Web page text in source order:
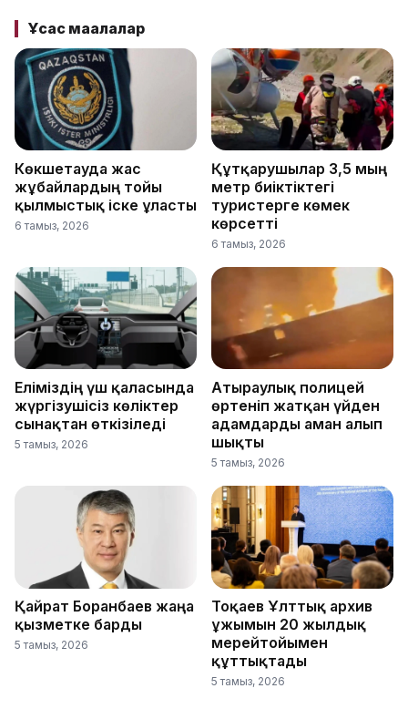
Ұқсас мақалалар
Көкшетауда жас
жұбайлардың тойы
қылмыстық іске ұласты
6 тамыз, 2026
Құтқарушылар 3,5 мың
метр биіктіктегі
туристерге көмек
көрсетті
6 тамыз, 2026
Еліміздің үш қаласында
жүргізушісіз көліктер
сынақтан өткізіледі
5 тамыз, 2026
Атыраулық полицей
өртеніп жатқан үйден
адамдарды аман алып
шықты
5 тамыз, 2026
Қайрат Боранбаев жаңа
қызметке барды
5 тамыз, 2026
Тоқаев Ұлттық архив
ұжымын 20 жылдық
мерейтойымен
құттықтады
5 тамыз, 2026